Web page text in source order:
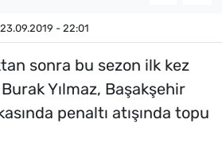
23.09.2019 - 22:01
sonra bu sezon ilk kez
Yılmaz, Başakşehir
penaltı atışında topu